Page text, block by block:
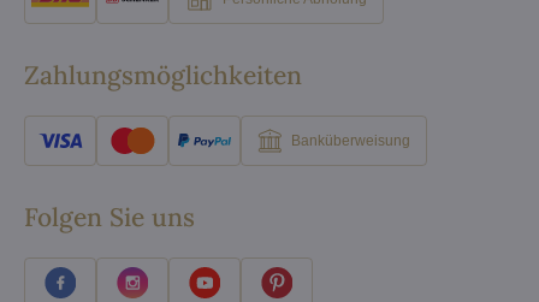
Zahlungsmöglichkeiten
Banküberweisung
Folgen Sie uns